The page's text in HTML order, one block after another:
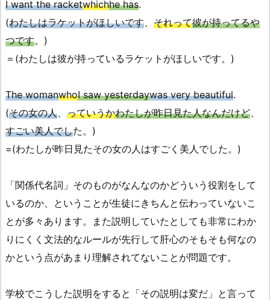
I want the racketwhichhe has.
(わたしはラケットがほしいです、 それって彼が持ってるや
つです。)
＝(わたしは彼が持っているラケットがほしいです。)
The womanwhoI saw yesterdaywas very beautiful.
(その女の人、 っていうかわたしが昨日見た人なんだけど、
すごい美人でした。)
=(わたしが昨日見たその女の人はすごく美人でした。)
「関係代名詞」そのものがなんなのかどういう役割をして
いるのか、ということが生徒にきちんと伝わっていないこ
とが多々あります。また説明していたとしても非常にわか
りにくく文法的なルールが先行して肝心のそもそも何なの
かという点があまり理解されてないことが問題です。
学校でこうした説明をすると「その説明は変だ」と言って